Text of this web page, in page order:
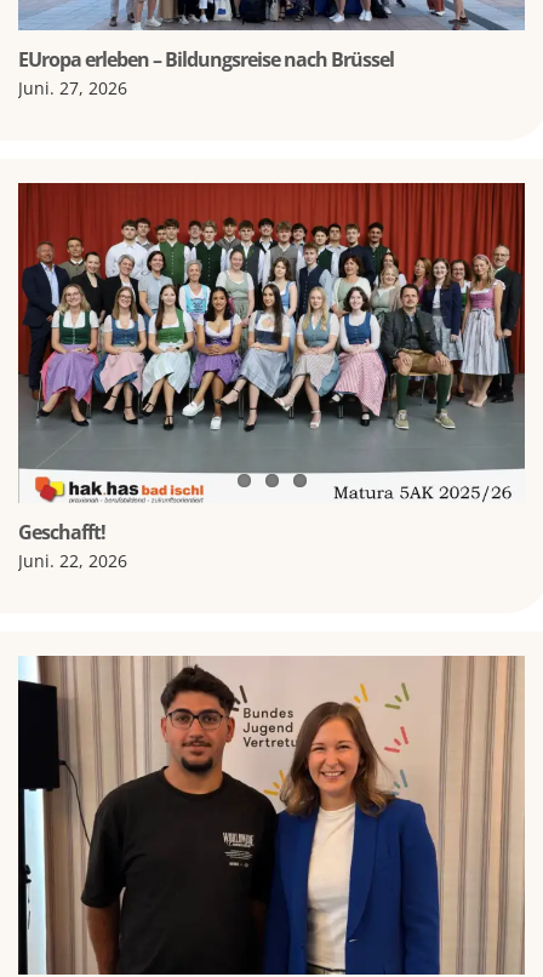
EUropa erleben – Bildungsreise nach Brüssel
Juni. 27, 2026
Geschafft!
Juni. 22, 2026